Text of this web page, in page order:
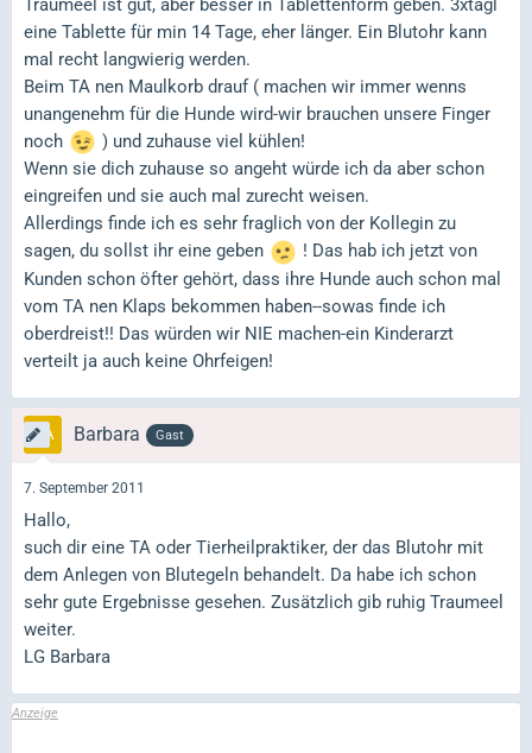
Traumeel ist gut, aber besser in Tablettenform geben. 3xtägl
eine Tablette für min 14 Tage, eher länger. Ein Blutohr kann
mal recht langwierig werden.
Beim TA nen Maulkorb drauf ( machen wir immer wenns
unangenehm für die Hunde wird-wir brauchen unsere Finger
noch
) und zuhause viel kühlen!
Wenn sie dich zuhause so angeht würde ich da aber schon
eingreifen und sie auch mal zurecht weisen.
Allerdings finde ich es sehr fraglich von der Kollegin zu
sagen, du sollst ihr eine geben
! Das hab ich jetzt von
Kunden schon öfter gehört, dass ihre Hunde auch schon mal
vom TA nen Klaps bekommen haben--sowas finde ich
oberdreist!! Das würden wir NIE machen-ein Kinderarzt
verteilt ja auch keine Ohrfeigen!
Barbara Gast
7. September 2011
Hallo,
such dir eine TA oder Tierheilpraktiker, der das Blutohr mit
dem Anlegen von Blutegeln behandelt. Da habe ich schon
sehr gute Ergebnisse gesehen. Zusätzlich gib ruhig Traumeel
weiter.
LG Barbara